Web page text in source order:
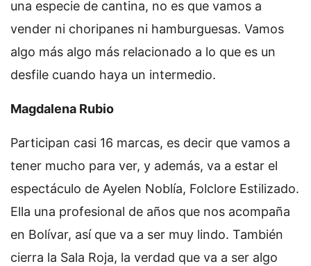
una especie de cantina, no es que vamos a
vender ni choripanes ni hamburguesas. Vamos
algo más algo más relacionado a lo que es un
desfile cuando haya un intermedio.
Magdalena Rubio
Participan casi 16 marcas, es decir que vamos a
tener mucho para ver, y además, va a estar el
espectáculo de Ayelen Noblía, Folclore Estilizado.
Ella una profesional de años que nos acompaña
en Bolívar, así que va a ser muy lindo. También
cierra la Sala Roja, la verdad que va a ser algo